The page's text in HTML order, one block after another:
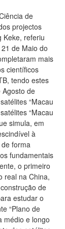
de
projectos
Keke, referiu
de Maio do
mais
científicos
tendo estes
de
“Macau
“Macau
simula, em
à
forma
fundamentais
o primeiro
real na China,
de
estudar o
“Plano de
médio e longo